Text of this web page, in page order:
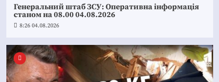
Генеральний штаб ЗСУ: Оперативна інформація
станом на 08.00 04.08.2026
8:26 04.08.2026